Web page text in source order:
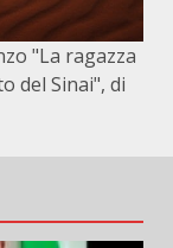
"La ragazza
del Sinai", di